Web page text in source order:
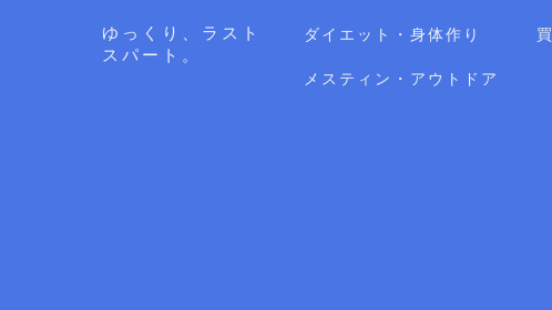
ゆっくり、ラスト
スパート。
ダイエット・身体作り
メスティン・アウトドア